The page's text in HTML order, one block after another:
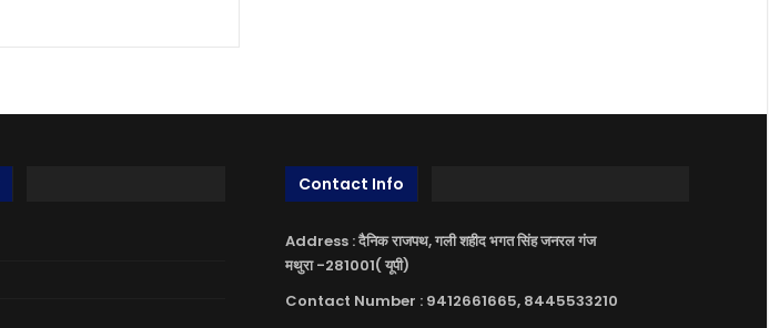
Contact Info
Address : दैनिक राजपथ, गली शहीद भगत सिंह जनरल गंज
मथुरा -281001( यूपी)
Contact Number : 9412661665, 8445533210